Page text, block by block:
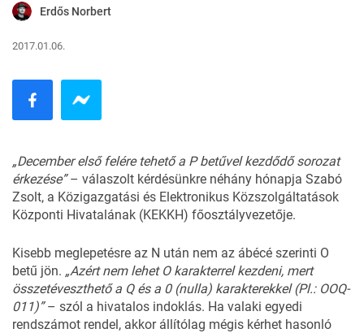
Erdős Norbert
2017.01.06.
„December első felére tehető a P betűvel kezdődő sorozat
érkezése”– válaszolt kérdésünkre néhány hónapja Szabó
Zsolt, a Közigazgatási és Elektronikus Közszolgáltatások
Központi Hivatalának (KEKKH) főosztályvezetője.
Kisebb meglepetésre az N után nem az ábécé szerinti O
betű jön. „Azért nem lehet O karakterrel kezdeni, mert
összetéveszthető a Q és a 0 (nulla) karakterekkel (Pl.: OOQ-
011)”– szól a hivatalos indoklás. Ha valaki egyedi
rendszámot rendel, akkor állítólag mégis kérhet hasonló